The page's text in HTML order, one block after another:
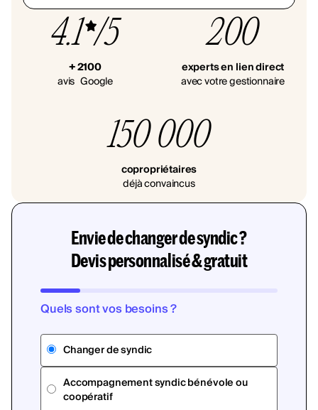
4.1 /5
+ 2100
avis Google
200
experts en lien direct
avec votre gestionnaire
150 000
copropriétaires
déjà convaincus
Envie de changer de syndic ?
Devis personnalisé & gratuit
Quels sont vos besoins ?
Changer de syndic
Accompagnement syndic bénévole ou
coopératif